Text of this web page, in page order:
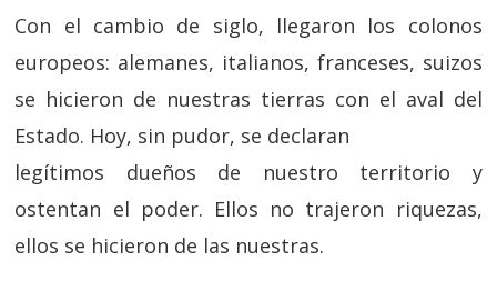
Con el cambio de siglo, llegaron los colonos
europeos: alemanes, italianos, franceses, suizos
se hicieron de nuestras tierras con el aval del
Estado. Hoy, sin pudor, se declaran
legítimos dueños de nuestro territorio y
ostentan el poder. Ellos no trajeron riquezas,
ellos se hicieron de las nuestras.